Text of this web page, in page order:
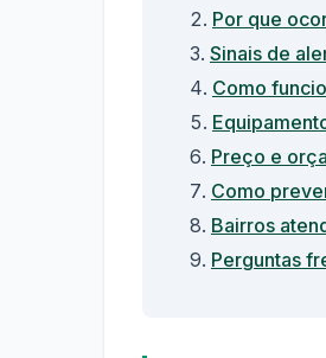
Por que
Sinais de
Como
Preço e
Como
Bairros
Perguntas